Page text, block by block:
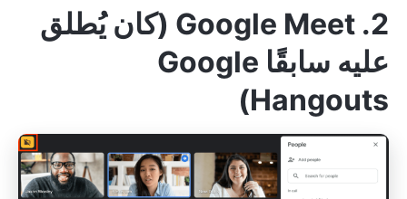
2. Google Meet (كان يُطلق
عليه سابقًا Google
Hangouts)